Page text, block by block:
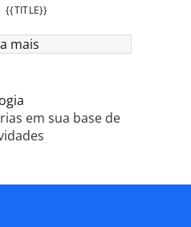
{{TITLE}}
mais
em sua base de